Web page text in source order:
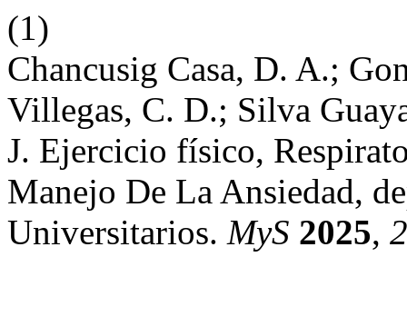
(1)
Chancusig Casa, D. A.;
Villegas, C. D.; Silva
J. Ejercicio físico,
Manejo De La Ansiedad,
Universitarios. MyS 2025,